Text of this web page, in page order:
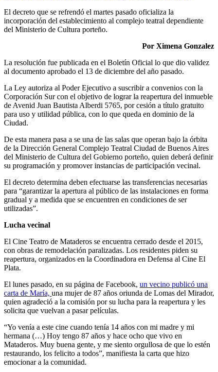
El decreto que se refrendó el martes pasado oficializa la
incorporación del establecimiento al complejo teatral dependiente
del Ministerio de Cultura porteño.
Por Ximena Gonzalez
La resolución fue publicada en el Boletín Oficial lo que dio validez
al documento aprobado el 13 de diciembre del año pasado.
La Ley autoriza al Poder Ejecutivo a suscribir a convenios con la
Corporación Sur con el objetivo de lograr la reapertura del inmueble
de Avenid Juan Bautista Alberdi 5765, por cesión a título gratuito
para uso y utilidad pública, con lo que queda en dominio de la
Ciudad.
De esta manera pasa a se una de las salas que operan bajo la órbita
de la Dirección General Complejo Teatral Ciudad de Buenos Aires
del Ministerio de Cultura del Gobierno porteño, quien deberá definir
su programación y promover instancias de participación vecinal.
El decreto determina deben efectuarse las transferencias necesarias
para “garantizar la apertura al público de las instalaciones en forma
gradual y a medida que se encuentren en condiciones de ser
utilizadas”.
Lucha vecinal
El Cine Teatro de Mataderos se encuentra cerrado desde el 2015,
con obras de remodelación paralizadas. Los residentes piden su
reapertura, organizados en la Coordinadora en Defensa al Cine El
Plata.
El lunes pasado, en su página de Facebook, un vecino publicó una
carta de María, una mujer de 87 años oriunda de Lomas del Mirador,
quien agradeció a la comisión por su lucha para la reapertura y les
solicita que vuelvan a pasar películas.
“Yo venía a este cine cuando tenía 14 años con mi madre y mi
hermana (…) Hoy tengo 87 años y hace ocho que vivo en
Mataderos. Muy buena gente, y me siento orgullosa de que lo estén
restaurando, los felicito a todos”, manifiesta la carta que hizo
emocionar a la comunidad.